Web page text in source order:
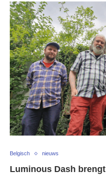
Belgisch nieuws
Luminous Dash